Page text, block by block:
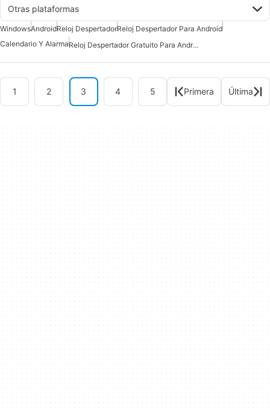
Otras plataformas
WindowsAndroidReloj DespertadorReloj Despertador Para Android
Calendario Y Alarma
Reloj Despertador Gratuito Para Android
1 2 3 4 5 Primera Última